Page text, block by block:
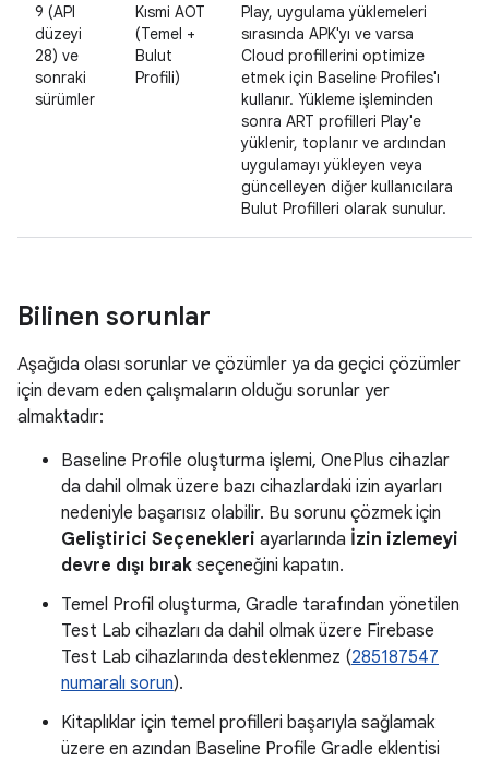
9 (API
düzeyi
28) ve
sonraki
sürümler
Kısmi AOT
(Temel +
Bulut
Profili)
Play, uygulama yüklemeleri
sırasında APK'yı ve varsa
Cloud profillerini optimize
etmek için Baseline Profiles'ı
kullanır. Yükleme işleminden
sonra ART profilleri Play'e
yüklenir, toplanır ve ardından
uygulamayı yükleyen veya
güncelleyen diğer kullanıcılara
Bulut Profilleri olarak sunulur.
Bilinen sorunlar
Aşağıda olası sorunlar ve çözümler ya da geçici çözümler
için devam eden çalışmaların olduğu sorunlar yer
almaktadır:
Baseline Profile oluşturma işlemi, OnePlus cihazlar
da dahil olmak üzere bazı cihazlardaki izin ayarları
nedeniyle başarısız olabilir. Bu sorunu çözmek için
Geliştirici Seçenekleri ayarlarında İzin izlemeyi
devre dışı bırak seçeneğini kapatın.
Temel Profil oluşturma, Gradle tarafından yönetilen
Test Lab cihazları da dahil olmak üzere Firebase
Test Lab cihazlarında desteklenmez (285187547
numaralı sorun).
Kitaplıklar için temel profilleri başarıyla sağlamak
üzere en azından Baseline Profile Gradle eklentisi